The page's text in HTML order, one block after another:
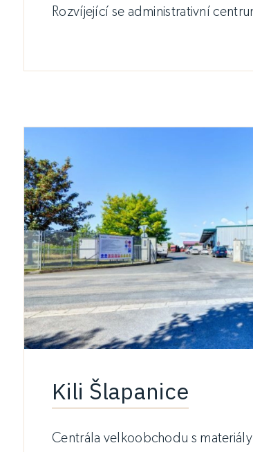
Rozvíjející se administrativní
Kili Šlapanice
Centrála velkoobchodu s